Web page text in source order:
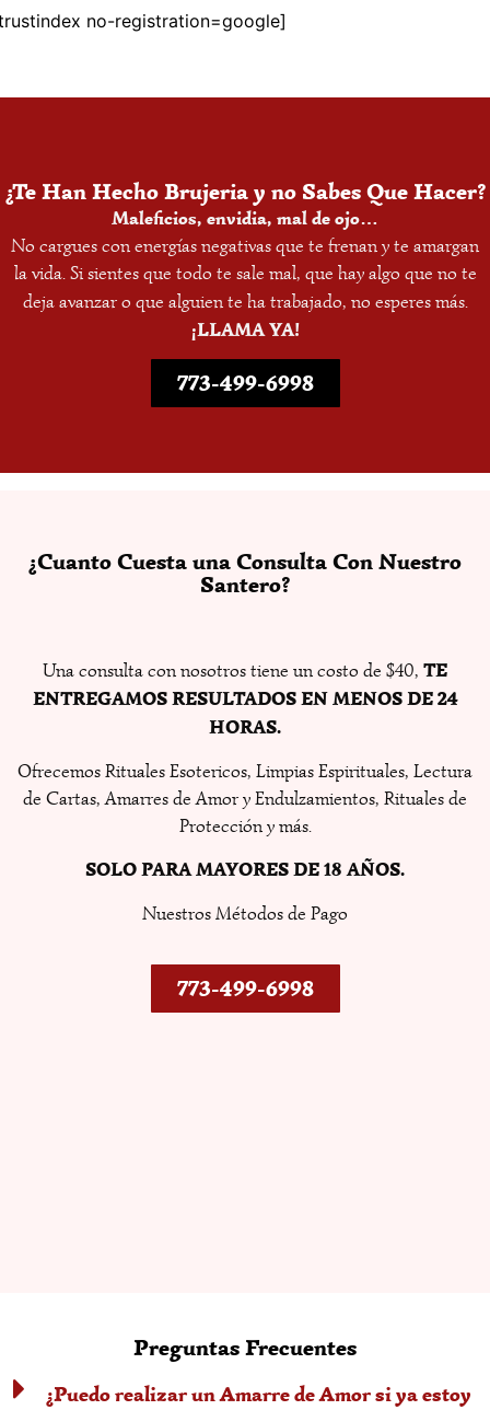
no-registration=google]
¿Te Han Hecho Brujeria y no Sabes Que Hacer?
Maleficios, envidia, mal de ojo…
No cargues con energías negativas que te frenan y te amargan
la vida. Si sientes que todo te sale mal, que hay algo que no te
deja avanzar o que alguien te ha trabajado, no esperes más.
¡LLAMA YA!
773-499-6998
¿Cuanto Cuesta una Consulta Con Nuestro
Santero?
Una consulta con nosotros tiene un costo de $40, TE
ENTREGAMOS RESULTADOS EN MENOS DE 24
HORAS.
Ofrecemos Rituales Esotericos, Limpias Espirituales, Lectura
de Cartas, Amarres de Amor y Endulzamientos, Rituales de
Protección y más.
SOLO PARA MAYORES DE 18 AÑOS.
Nuestros Métodos de Pago
773-499-6998
Preguntas Frecuentes
¿Puedo realizar un Amarre de Amor si ya estoy